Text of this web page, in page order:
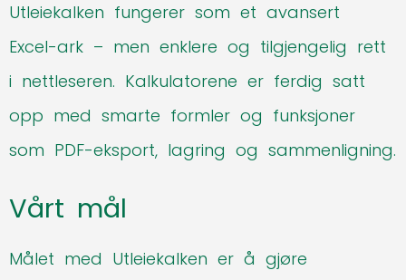
Utleiekalken fungerer som et avansert
Excel-ark – men enklere og tilgjengelig rett
i nettleseren. Kalkulatorene er ferdig satt
opp med smarte formler og funksjoner
som PDF-eksport, lagring og sammenligning.
Vårt mål
Målet med Utleiekalken er å gjøre